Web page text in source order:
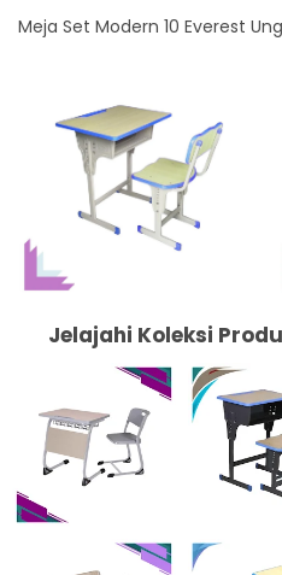
Meja Set Modern 10 Everest
Jelajahi Koleksi